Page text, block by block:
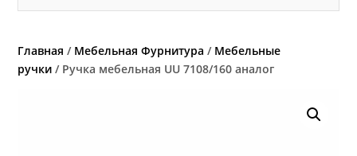
Главная / Мебельная Фурнитура / Мебельные
ручки / Ручка мебельная UU 7108/160 аналог